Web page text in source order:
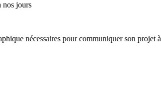
nos jours
nécessaires pour communiquer son projet